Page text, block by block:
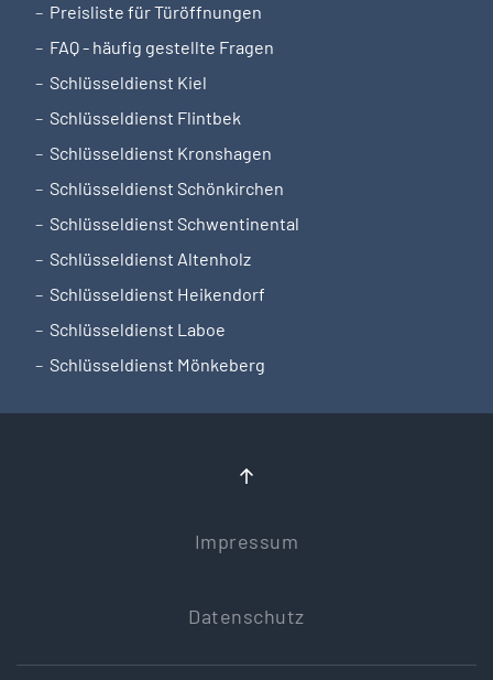
Preisliste für Türöffnungen
FAQ - häufig gestellte Fragen
Schlüsseldienst Kiel
Schlüsseldienst Flintbek
Schlüsseldienst Kronshagen
Schlüsseldienst Schönkirchen
Schlüsseldienst Schwentinental
Schlüsseldienst Altenholz
Schlüsseldienst Heikendorf
Schlüsseldienst Laboe
Schlüsseldienst Mönkeberg
Impressum
Datenschutz